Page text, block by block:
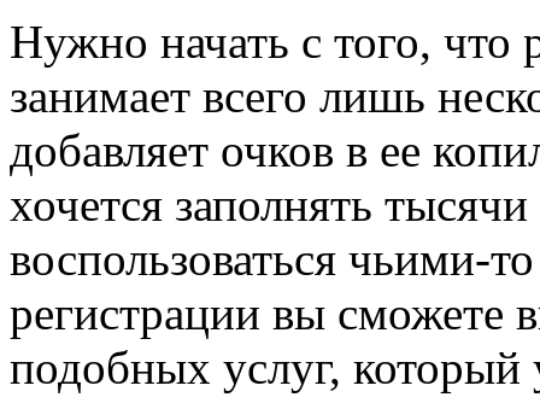
Нужно начать с того, что
занимает всего лишь
добавляет очков в ее
хочется заполнять
воспользоваться чьими-
регистрации вы сможете
подобных услуг, который